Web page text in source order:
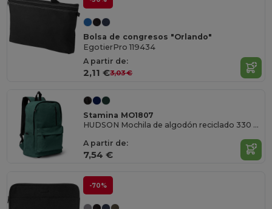
Bolsa de congresos "Orlando"
EgotierPro 119434
A partir de:
2,11 €3,03 €
Stamina MO1807
HUDSON Mochila de algodón reciclado 330 g/m²
A partir de:
7,54 €
-70%